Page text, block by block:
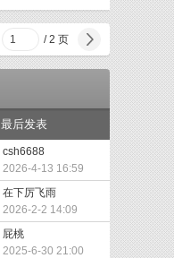
/ 2 页
下一
页
最后发表
csh6688
2026-4-13 16:59
在下厉飞雨
2026-2-2 14:09
屁桃
2025-6-30 21:00